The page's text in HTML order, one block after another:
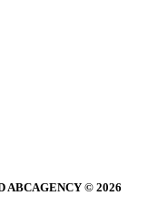
ABCAGENCY © 2026